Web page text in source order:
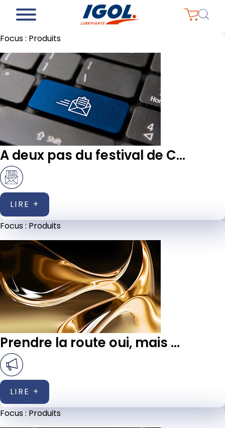
Focus : Produits
A deux pas du festival de C...
LIRE +
Focus : Produits
Prendre la route oui, mais ...
LIRE +
Focus : Produits